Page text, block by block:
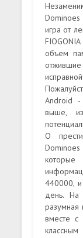
игра от
объем
Android
выше,
О
440000, и
день.
разумная
вместе с